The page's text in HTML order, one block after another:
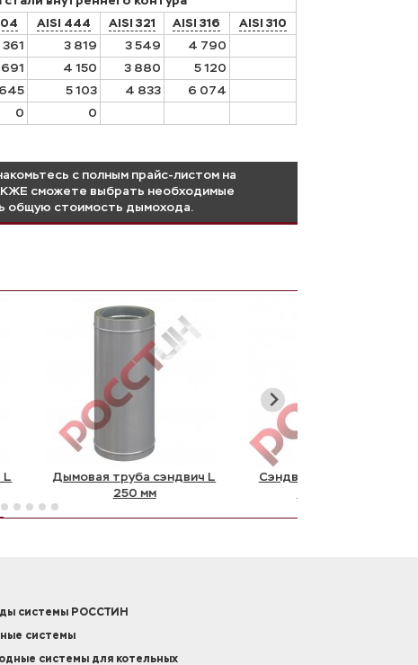
AISI 444 AISI 321 AISI 316
AISI 310
361 3 819 3 549
4 790
4 150 3 880
5 120
5 103 4 833
6 074
0 0
с полным прайс-листом на
сможете выбрать необходимые
стоимость дымохода.
L
Дымовая труба сэндвич L
250 мм
Сэндвич труба-телескоп
системы РОССТИН
системы
системы для котельных